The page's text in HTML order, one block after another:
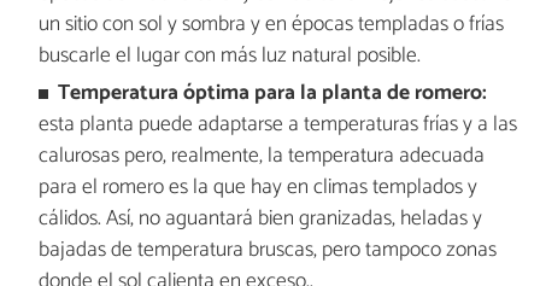
un sitio con sol y sombra y en épocas templadas o frías
buscarle el lugar con más luz natural posible.
Temperatura óptima para la planta de romero:
esta planta puede adaptarse a temperaturas frías y a las
calurosas pero, realmente, la temperatura adecuada
para el romero es la que hay en climas templados y
cálidos. Así, no aguantará bien granizadas, heladas y
bajadas de temperatura bruscas, pero tampoco zonas